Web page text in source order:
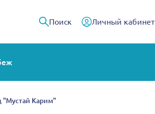
Поиск Личный кабинет
"Мустай Карим"